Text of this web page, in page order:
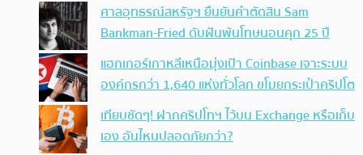
ศาลอุทธรณ์สหรัฐฯ ยืนยันคำตัดสิน Sam
Bankman-Fried ดับฝันพ้นโทษนอนคุก 25 ปี
แฮกเกอร์เกาหลีเหนือมุ่งเป้า Coinbase เจาะระบบ
องค์กรกว่า 1,640 แห่งทั่วโลก ขโมยกระเป๋าคริปโต
เทียบชัดๆ! ฝากคริปโทฯ ไว้บน Exchange หรือเก็บ
เอง อันไหนปลอดภัยกว่า?